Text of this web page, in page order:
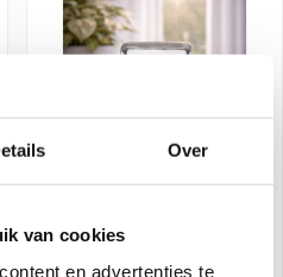
Over
van cookies
en advertenties te